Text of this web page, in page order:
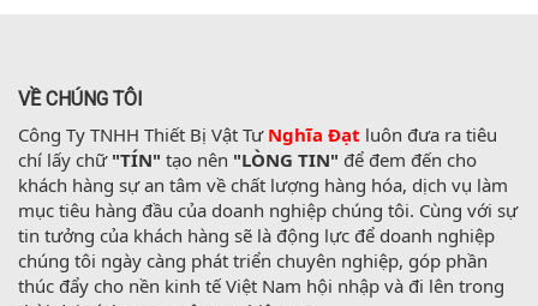
VỀ CHÚNG TÔI
Công Ty TNHH Thiết Bị Vật Tư Nghĩa Đạt luôn đưa ra tiêu
chí lấy chữ "TÍN" tạo nên "LÒNG TIN" để đem đến cho
khách hàng sự an tâm về chất lượng hàng hóa, dịch vụ làm
mục tiêu hàng đầu của doanh nghiệp chúng tôi. Cùng với sự
tin tưởng của khách hàng sẽ là động lực để doanh nghiệp
chúng tôi ngày càng phát triển chuyên nghiệp, góp phần
thúc đẩy cho nền kinh tế Việt Nam hội nhập và đi lên trong